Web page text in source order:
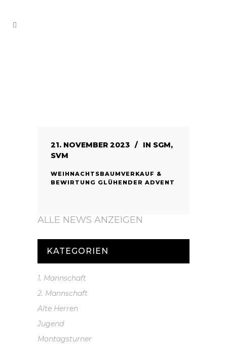
21. NOVEMBER 2023 IN SGM,
SVM
WEIHNACHTSBAUMVERKAUF &
BEWIRTUNG GLÜHENDER ADVENT
ALLE NEWS ANZEIGEN
KATEGORIEN
1. Mannschaft
2. Mannschaft
Alte Herren
Jugend
Montagsturner